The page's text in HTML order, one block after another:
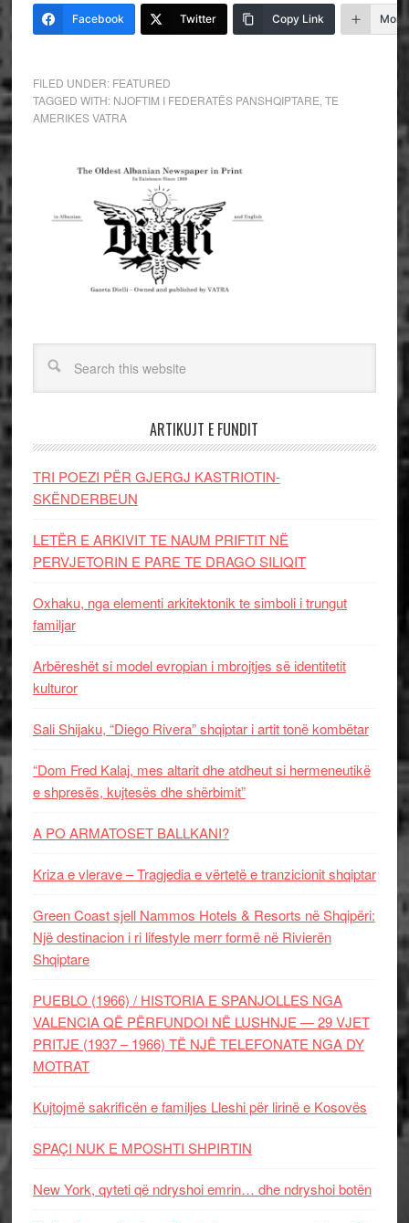
Facebook Twitter Copy Link More
FILED UNDER: FEATURED
TAGGED WITH: NJOFTIM I FEDERATËS PANSHQIPTARE TE
AMERIKES VATRA
ARTIKUJT E FUNDIT
TRI POEZI PËR GJERGJ KASTRIOTIN-
SKËNDERBEUN
LETËR E ARKIVIT TE NAUM PRIFTIT NË
PERVJETORIN E PARE TE DRAGO SILIQIT
Oxhaku, nga elementi arkitektonik te simboli i trungut
familjar
Arbëreshët si model evropian i mbrojtjes së identitetit
kulturor
Sali Shijaku, “Diego Rivera” shqiptar i artit tonë kombëtar
“Dom Fred Kalaj, mes altarit dhe atdheut si hermeneutikë
e shpresës, kujtesës dhe shërbimit”
A PO ARMATOSET BALLKANI?
Kriza e vlerave – Tragjedia e vërtetë e tranzicionit shqiptar
Green Coast sjell Nammos Hotels & Resorts në Shqipëri:
Një destinacion i ri lifestyle merr formë në Rivierën
Shqiptare
PUEBLO (1966) / HISTORIA E SPANJOLLES NGA
VALENCIA QË PËRFUNDOI NË LUSHNJE — 29 VJET
PRITJE (1937 – 1966) TË NJË TELEFONATE NGA DY
MOTRAT
Kujtojmë sakrificën e familjes Lleshi për lirinë e Kosovës
SPAÇI NUK E MPOSHTI SHPIRTIN
New York, qyteti që ndryshoi emrin… dhe ndryshoi botën